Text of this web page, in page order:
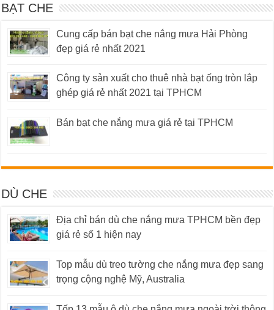
BẠT CHE
Cung cấp bán bạt che nắng mưa Hải Phòng
đẹp giá rẻ nhất 2021
Công ty sản xuất cho thuê nhà bạt ống tròn lắp
ghép giá rẻ nhất 2021 tại TPHCM
Bán bạt che nắng mưa giá rẻ tại TPHCM
DÙ CHE
Địa chỉ bán dù che nắng mưa TPHCM bền đẹp
giá rẻ số 1 hiện nay
Top mẫu dù treo tường che nắng mưa đẹp sang
trọng cộng nghệ Mỹ, Australia